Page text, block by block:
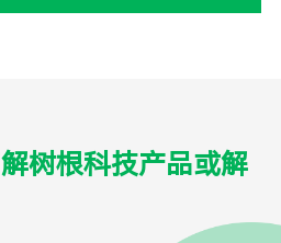
树根科技产品或解